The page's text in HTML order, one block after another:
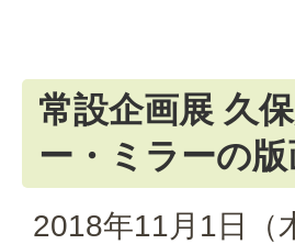
常設企画展 久
ー・ミラーの版
2018年11月1日（